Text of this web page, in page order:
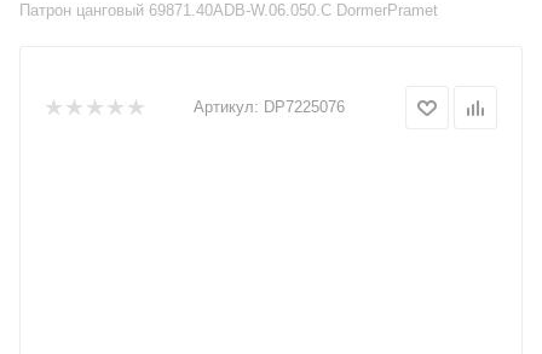
Патрон цанговый 69871.40ADB-W.06.050.C DormerPramet
Артикул: DP7225076